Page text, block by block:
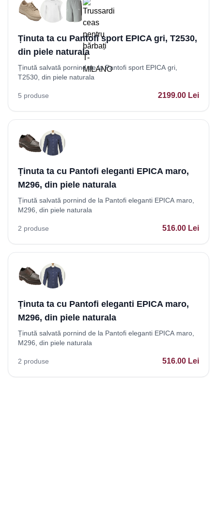
Ținuta ta cu Pantofi sport EPICA gri, T2530,
din piele naturala
Ținută salvată pornind de la Pantofi sport EPICA gri,
T2530, din piele naturala
5 produse 2199.00 Lei
Ținuta ta cu Pantofi eleganti EPICA maro,
M296, din piele naturala
Ținută salvată pornind de la Pantofi eleganti EPICA maro,
M296, din piele naturala
2 produse 516.00 Lei
Ținuta ta cu Pantofi eleganti EPICA maro,
M296, din piele naturala
Ținută salvată pornind de la Pantofi eleganti EPICA maro,
M296, din piele naturala
2 produse 516.00 Lei